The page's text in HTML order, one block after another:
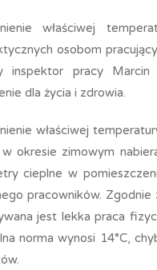
właściwej
osobom
inspektor pracy
dla życia i zdrowia.
właściwej
okresie zimowym
cieplne w
pracowników. Zgodnie
jest lekka praca
norma wynosi 14°C,